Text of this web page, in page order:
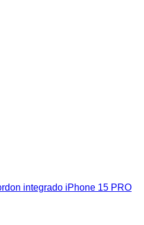
integrado iPhone 15 PRO